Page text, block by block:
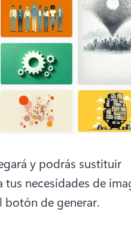
y podrás sustituir
necesidades de
botón de generar.